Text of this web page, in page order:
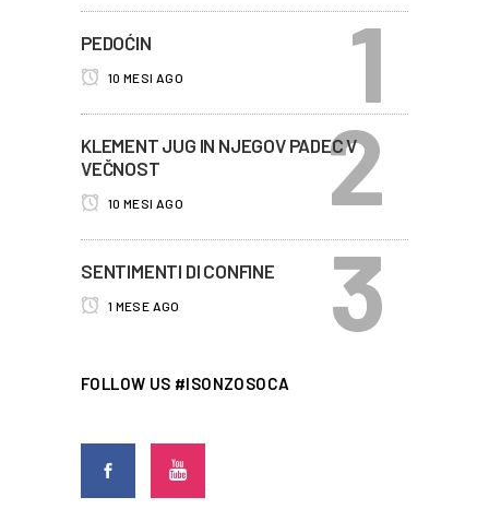
PEDOĆIN
10 MESI AGO
KLEMENT JUG IN NJEGOV PADEC V
VEČNOST
10 MESI AGO
SENTIMENTI DI CONFINE
1 MESE AGO
FOLLOW US #ISONZOSOCA